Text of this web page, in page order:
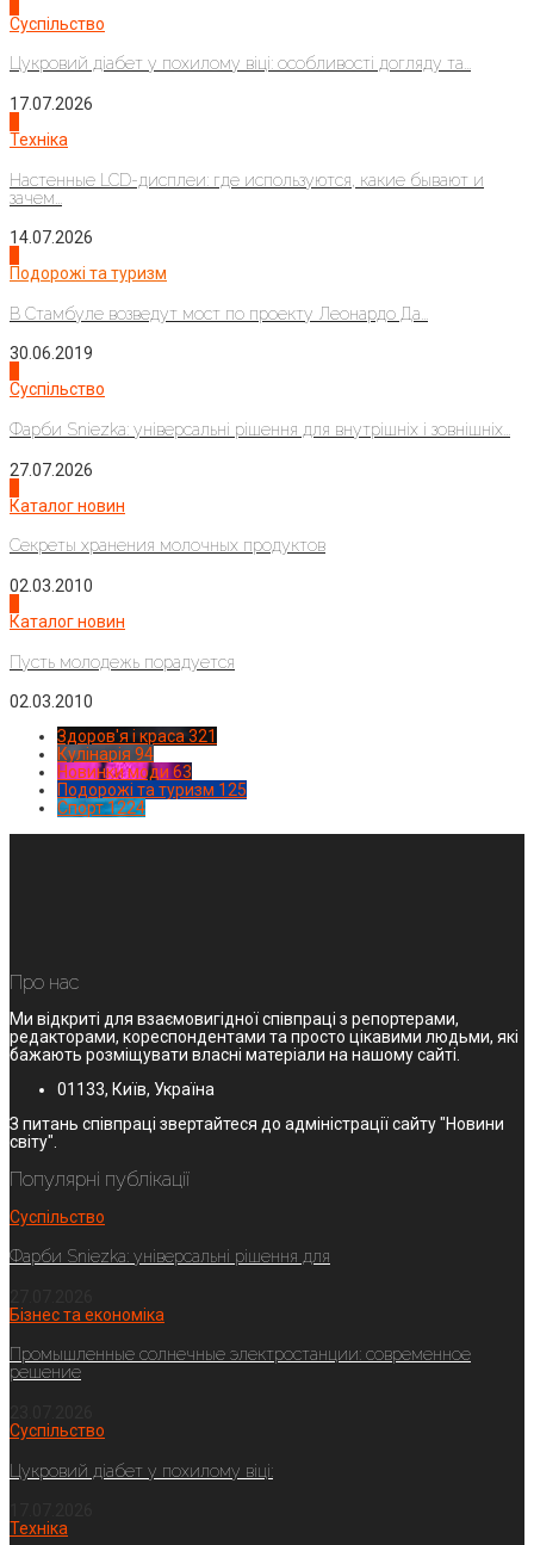
Суспільство
Цукровий діабет у похилому віці: особливості догляду та...
17.07.2026
Техніка
Настенные LCD-дисплеи: где используются, какие бывают и
зачем...
14.07.2026
Подорожі та туризм
В Стамбуле возведут мост по проекту Леонардо Да...
30.06.2019
Суспільство
Фарби Sniezka: універсальні рішення для внутрішніх і зовнішніх...
27.07.2026
Каталог новин
Секреты хранения молочных продуктов
02.03.2010
Каталог новин
Пусть молодежь порадуется
02.03.2010
Здоров'я і краса 321
Кулінарія 94
Новинки моди 63
Подорожі та туризм 125
Спорт1224
Про нас
Ми відкриті для взаємовигідної співпраці з репортерами,
редакторами, кореспондентами та просто цікавими людьми, які
бажають розміщувати власні матеріали на нашому сайті.
01133, Київ, Україна
З питань співпраці звертайтеся до адміністрації сайту "Новини
світу".
Популярні публікації
Суспільство
Фарби Sniezka: універсальні рішення для
Бізнес та економіка
Промышленные солнечные электростанции: современное
решение
Суспільство
Цукровий діабет у похилому віці:
Техніка